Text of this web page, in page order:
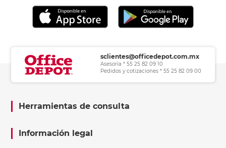
sclientes@officedepot.com.mx
Asesoría * 55 25 82 09 10
Pedidos y cotizaciones * 55 25 82 09 00
Herramientas de consulta
Información legal